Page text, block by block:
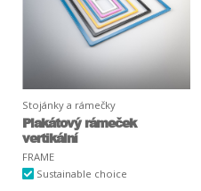
Stojánky a rámečky
Plakátový rámeček
vertikální
FRAME
Sustainable choice